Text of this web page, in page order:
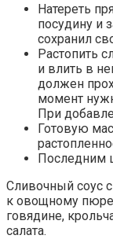
Натереть
посудину и
сохранил
Растопить
и влить в
должен
момент
При
Готовую
Последним
Сливочный соус
к овощному
говядине,
салата.